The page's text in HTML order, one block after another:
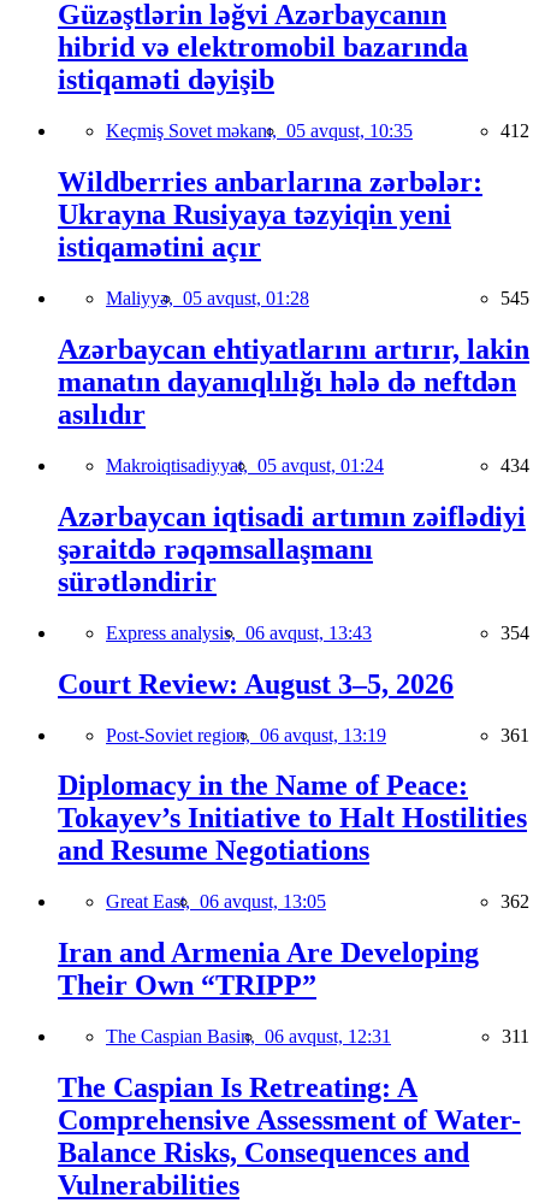
Güzəştlərin ləğvi Azərbaycanın
hibrid və elektromobil bazarında
istiqaməti dəyişib
Keçmiş Sovet məkanı, 05 avqust, 10:35 412
Wildberries anbarlarına zərbələr:
Ukrayna Rusiyaya təzyiqin yeni
istiqamətini açır
Maliyyə, 05 avqust, 01:28 545
Azərbaycan ehtiyatlarını artırır, lakin
manatın dayanıqlılığı hələ də neftdən
asılıdır
Makroiqtisadiyyat, 05 avqust, 01:24 434
Azərbaycan iqtisadi artımın zəiflədiyi
şəraitdə rəqəmsallaşmanı
sürətləndirir
Express analysis, 06 avqust, 13:43 354
Court Review: August 3–5, 2026
Post-Soviet region, 06 avqust, 13:19 361
Diplomacy in the Name of Peace:
Tokayev’s Initiative to Halt Hostilities
and Resume Negotiations
Great East, 06 avqust, 13:05 362
Iran and Armenia Are Developing
Their Own “TRIPP”
The Caspian Basin, 06 avqust, 12:31 311
The Caspian Is Retreating: A
Comprehensive Assessment of Water-
Balance Risks, Consequences and
Vulnerabilities